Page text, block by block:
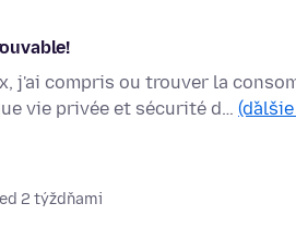
j'ai compris ou trouver la
vie privée et sécurité d…
2 týždňami